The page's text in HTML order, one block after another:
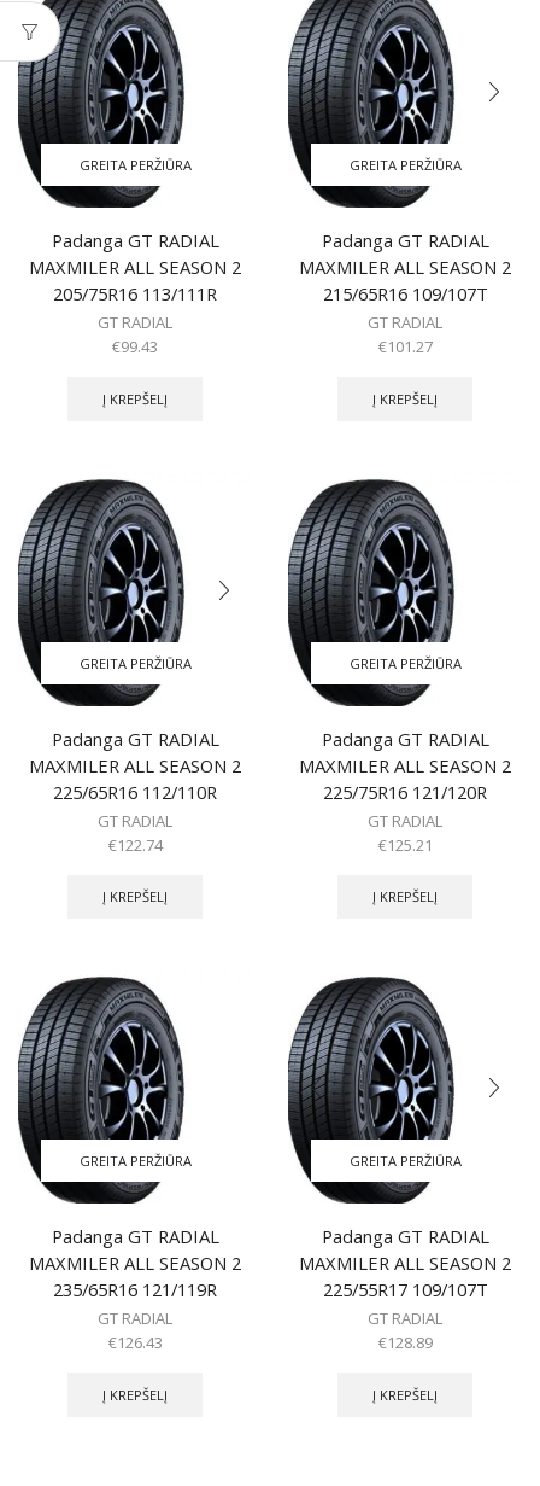
GREITA PERŽIŪRA
Padanga GT RADIAL
MAXMILER ALL SEASON 2
205/75R16 113/111R
GT RADIAL
€99.43
Į KREPŠELĮ
GREITA PERŽIŪRA
Padanga GT RADIAL
MAXMILER ALL SEASON 2
215/65R16 109/107T
GT RADIAL
€101.27
Į KREPŠELĮ
GREITA PERŽIŪRA
Padanga GT RADIAL
MAXMILER ALL SEASON 2
225/65R16 112/110R
GT RADIAL
€122.74
Į KREPŠELĮ
GREITA PERŽIŪRA
Padanga GT RADIAL
MAXMILER ALL SEASON 2
225/75R16 121/120R
GT RADIAL
€125.21
Į KREPŠELĮ
GREITA PERŽIŪRA
Padanga GT RADIAL
MAXMILER ALL SEASON 2
235/65R16 121/119R
GT RADIAL
€126.43
Į KREPŠELĮ
GREITA PERŽIŪRA
Padanga GT RADIAL
MAXMILER ALL SEASON 2
225/55R17 109/107T
GT RADIAL
€128.89
Į KREPŠELĮ